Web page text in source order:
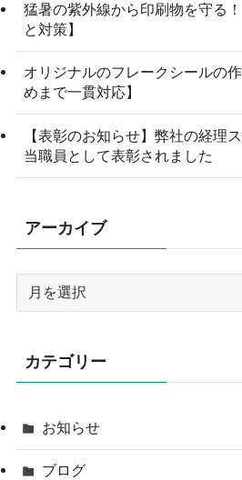
猛暑の紫外線から印刷物を守る
と対策】
オリジナルのフレークシールの
めまで一貫対応】
【表彰のお知らせ】弊社の経理
当職員として表彰されました
アーカイブ
ブ
カテゴリー
お知らせ
ブログ